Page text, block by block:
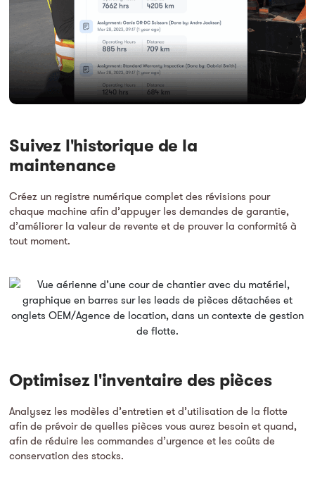
Suivez l'historique de la
maintenance
Créez un registre numérique complet des révisions pour
chaque machine afin d’appuyer les demandes de garantie,
d’améliorer la valeur de revente et de prouver la conformité à
tout moment.
Optimisez l'inventaire des pièces
Analysez les modèles d’entretien et d’utilisation de la flotte
afin de prévoir de quelles pièces vous aurez besoin et quand,
afin de réduire les commandes d’urgence et les coûts de
conservation des stocks.